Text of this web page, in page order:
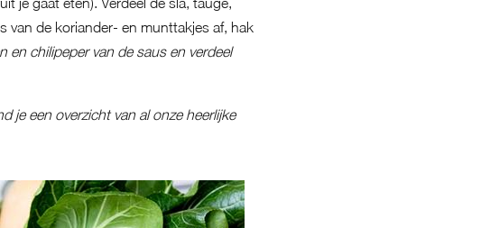
van de koriander- en munttakjes af, hak
en chilipeper van de saus en verdeel
je een overzicht van al onze heerlijke